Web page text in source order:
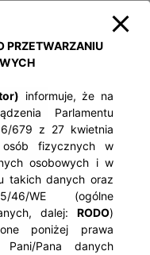
PRZETWARZANIU
informuje, że na
Parlamentu
679 z 27 kwietnia
fizycznych w
osobowych i w
takich danych oraz
46/WE (ogólne
dalej: RODO)
poniżej prawa
Pana danych